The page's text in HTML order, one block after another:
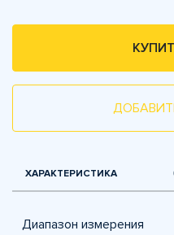
ХАРАКТЕРИСТИКА
Диапазон измерения